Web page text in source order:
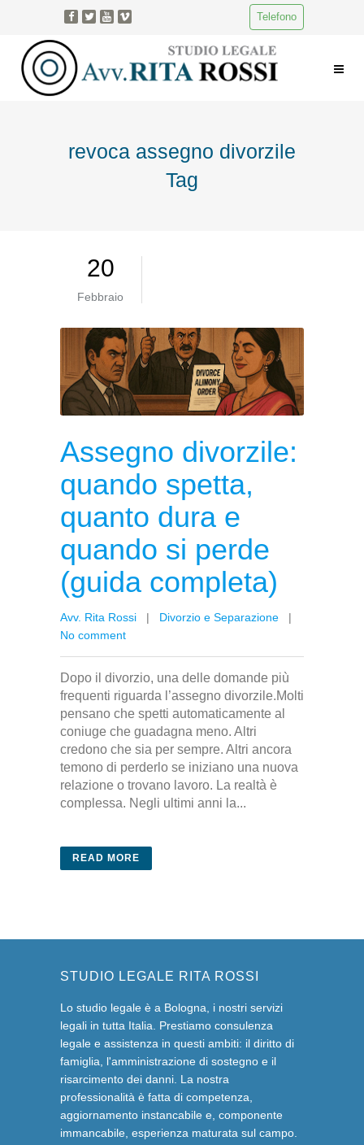
Telefono
revoca assegno divorzile
Tag
20
Febbraio
Assegno divorzile:
quando spetta,
quanto dura e
quando si perde
(guida completa)
Avv. Rita Rossi | Divorzio e Separazione |
No comment
Dopo il divorzio, una delle domande più
frequenti riguarda l’assegno divorzile.Molti
pensano che spetti automaticamente al
coniuge che guadagna meno. Altri
credono che sia per sempre. Altri ancora
temono di perderlo se iniziano una nuova
relazione o trovano lavoro. La realtà è
complessa. Negli ultimi anni la...
READ MORE
STUDIO LEGALE RITA ROSSI
Lo studio legale è a Bologna, i nostri servizi
legali in tutta Italia. Prestiamo consulenza
legale e assistenza in questi ambiti: il diritto di
famiglia, l'amministrazione di sostegno e il
risarcimento dei danni. La nostra
professionalità è fatta di competenza,
aggiornamento instancabile e, componente
immancabile, esperienza maturata sul campo.